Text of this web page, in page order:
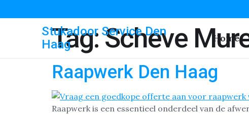
Stukadoor Service Den
Haag
Home
Tag:Scheve
Raapwerk Den Haag
Raapwerk is een essentieel onderdeel van de